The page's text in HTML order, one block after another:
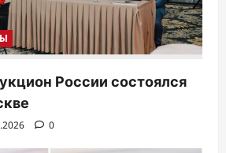
России состоялся
0